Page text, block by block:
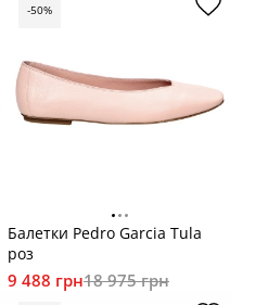
Балетки Pedro Garcia Tula
роз
9 488 грн18 975 грн
-50%